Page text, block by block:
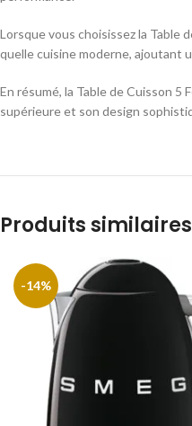
Lorsque vous choisissez la Table
quelle cuisine moderne, ajoutant
En résumé, la Table de Cuisson 5
supérieure et son design
Produits similaires
-14%